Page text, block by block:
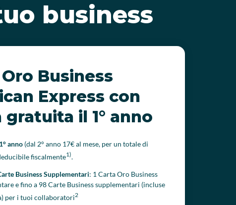
business
Business
Express con
il 1° anno
anno (dal 2° anno 17€ al mese, per un totale di
fiscalmente1).
Business Supplementari: 1 Carta Oro Business
e fino a 98 Carte Business supplementari (incluse
per i tuoi collaboratori2